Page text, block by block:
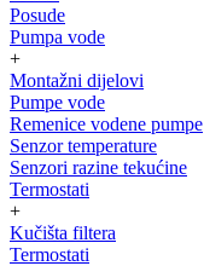
Posude
Pumpa vode
+
Montažni dijelovi
Pumpe vode
Remenice vodene pumpe
Senzor temperature
Senzori razine tekućine
Termostati
+
Kučišta filtera
Termostati